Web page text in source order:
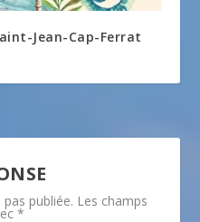
Jean-Cap-Ferrat
publiée. Les champs
*